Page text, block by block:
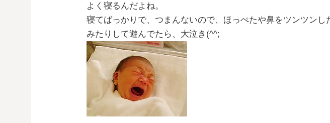
よく寝るんだよね。
寝てばっかりで、つまんないので、ほっぺたや鼻をツンツンし
みたりして遊んでたら、大泣き(^^;